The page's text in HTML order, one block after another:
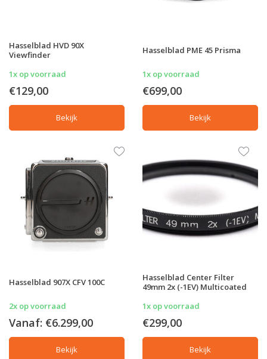
Hasselblad HVD 90X
Viewfinder
1x op voorraad
€129,00
Bekijk
Hasselblad PME 45 Prisma
1x op voorraad
€699,00
Bekijk
Hasselblad 907X CFV 100C
2x op voorraad
Vanaf: €6.299,00
Bekijk
Hasselblad Center Filter
49mm 2x (-1EV) Multicoated
1x op voorraad
€299,00
Bekijk